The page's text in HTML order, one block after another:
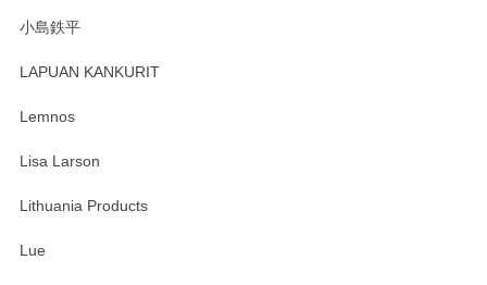
小島鉄平
LAPUAN KANKURIT
Lemnos
Lisa Larson
Lithuania Products
Lue